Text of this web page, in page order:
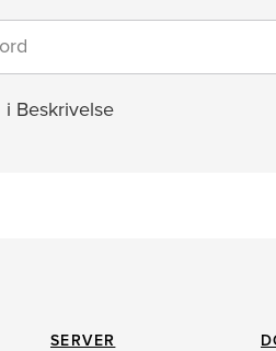
i Beskrivelse
SERVER